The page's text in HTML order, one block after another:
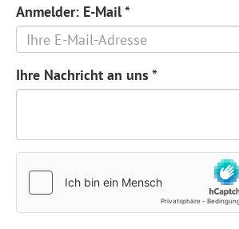
Anmelder: E-Mail*
Ihre Nachricht an uns *